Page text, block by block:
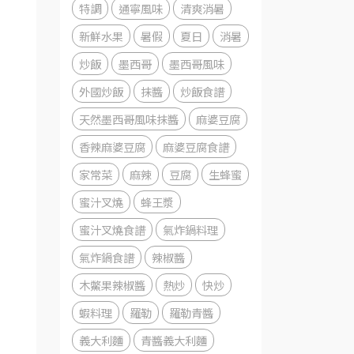
特調 通寧風味
清爽消暑
新鮮水果
暑假 夏日
消暑
炒飯
墨西哥
墨西哥風味
外國炒飯
抹醬
炒飯食譜
天然墨西哥風味抹醬
麻婆豆腐
香辣麻婆豆腐
麻婆豆腐食譜
家常菜
麻辣 豆腐
生蜂蜜
蜜汁叉燒
蜂王漿
蜜汁叉燒食譜
氣炸鍋料理
氣炸鍋食譜
辣椒醬
木鱉果辣椒醬
熱炒
快炒
蝦料理
羅勒
羅勒青醬
義大利麵
青醬義大利麵